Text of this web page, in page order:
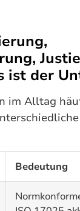
ist der
im Alltag
Bedeutung